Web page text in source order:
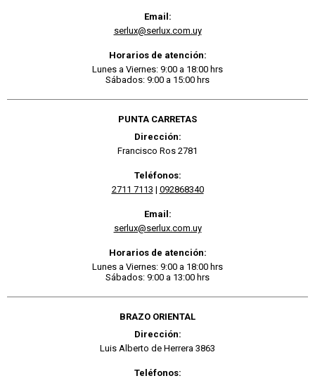
Email:
serlux@serlux.com.uy
Horarios de atención:
Lunes a Viernes: 9:00 a 18:00 hrs
Sábados: 9:00 a 15:00 hrs
PUNTA CARRETAS
Dirección:
Francisco Ros 2781
Teléfonos:
2711 7113 | 092868340
Email:
serlux@serlux.com.uy
Horarios de atención:
Lunes a Viernes: 9:00 a 18:00 hrs
Sábados: 9:00 a 13:00 hrs
BRAZO ORIENTAL
Dirección:
Luis Alberto de Herrera 3863
Teléfonos: